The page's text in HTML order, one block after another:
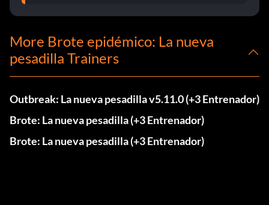
More Brote epidémico: La nueva
pesadilla Trainers
Outbreak: La nueva pesadilla v5.11.0 (+3 Entrenador)
Brote: La nueva pesadilla (+3 Entrenador)
Brote: La nueva pesadilla (+3 Entrenador)